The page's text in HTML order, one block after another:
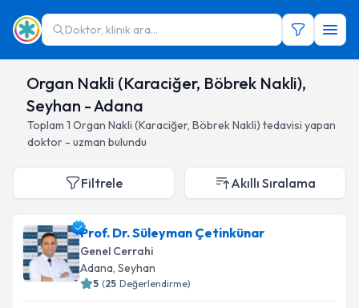
Doktor, klinik ara...
Organ Nakli (Karaciğer, Böbrek Nakli),
Seyhan - Adana
Toplam 1 Organ Nakli (Karaciğer, Böbrek Nakli) tedavisi yapan
doktor - uzman bulundu
Filtrele Akıllı Sıralama
Prof. Dr. Süleyman Çetinkünar
Genel Cerrahi
Adana, Seyhan
5 (25 Değerlendirme)